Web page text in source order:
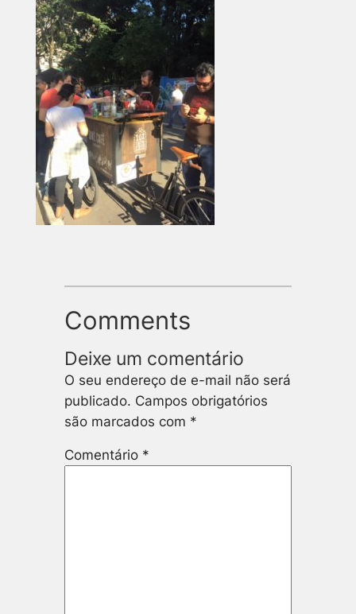
Comments
Deixe um comentário
O seu endereço de e-mail não será
publicado. Campos obrigatórios
são marcados com *
Comentário *